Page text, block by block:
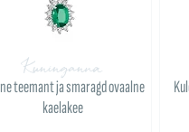
Kuninganna
teemant ja smaragd ovaalne
kaelakee